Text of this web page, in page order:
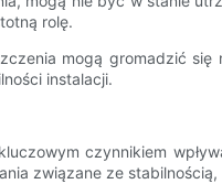
rolę.
mogą gromadzić się
instalacji.
czynnikiem
związane ze